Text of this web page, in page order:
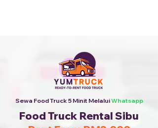
Sewa Food Truck 5 Minit MelaluiWhatsapp
Food Truck Rental Sibu